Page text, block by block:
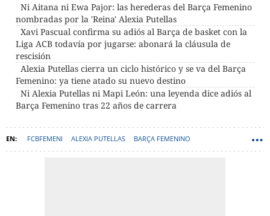
Ni Aitana ni Ewa Pajor: las herederas del Barça Femenino
nombradas por la 'Reina' Alexia Putellas
Xavi Pascual confirma su adiós al Barça de basket con la
Liga ACB todavía por jugarse: abonará la cláusula de
rescisión
Alexia Putellas cierra un ciclo histórico y se va del Barça
Femenino: ya tiene atado su nuevo destino
Ni Alexia Putellas ni Mapi León: una leyenda dice adiós al
Barça Femenino tras 22 años de carrera
FCBFEMENI ALEXIA PUTELLAS BARÇA FEMENINO